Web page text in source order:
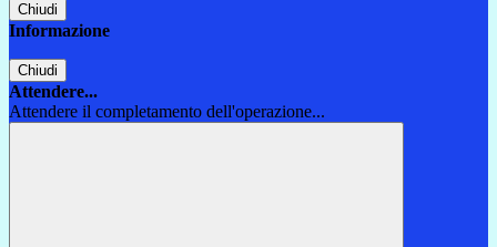
Chiudi
Informazione
Chiudi
Attendere...
Attendere il completamento dell'operazione...